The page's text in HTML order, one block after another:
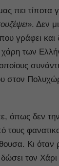
πει τίποτα
». Δεν
γράφει και
χάρη των
στον
όπως δεν
τους
Κι όταν
τον Χάρι